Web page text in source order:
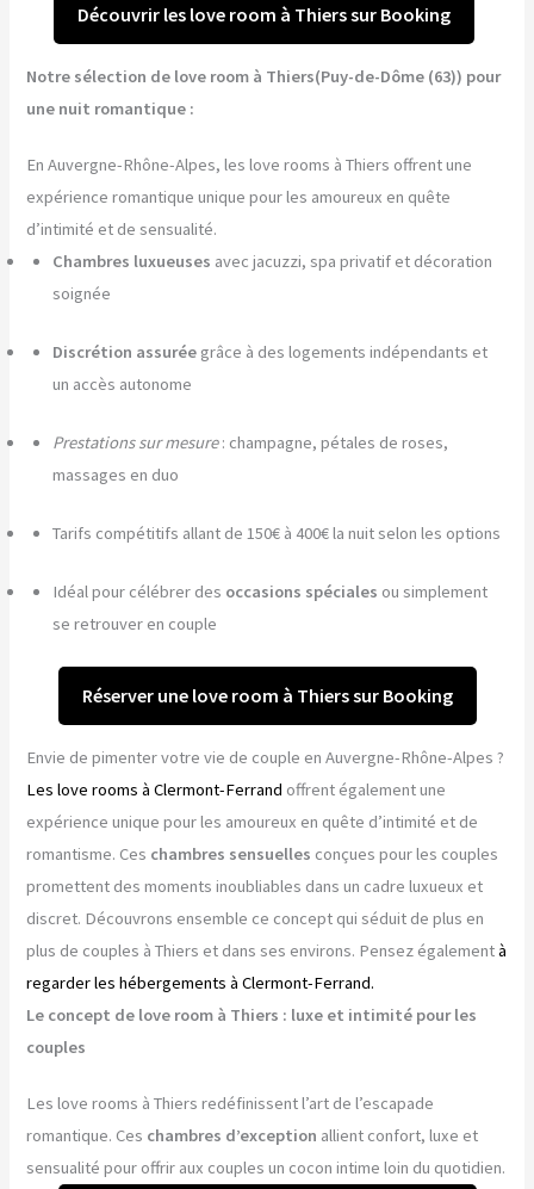
Découvrir les love room à Thiers sur Booking
Notre sélection de love room à Thiers(Puy-de-Dôme (63)) pour
une nuit romantique :
En Auvergne-Rhône-Alpes, les love rooms à Thiers offrent une
expérience romantique unique pour les amoureux en quête
d’intimité et de sensualité.
Chambres luxueuses avec jacuzzi, spa privatif et décoration
soignée
Discrétion assurée grâce à des logements indépendants et
un accès autonome
Prestations sur mesure: champagne, pétales de roses,
massages en duo
Tarifs compétitifs allant de 150€ à 400€ la nuit selon les options
Idéal pour célébrer des occasions spéciales ou simplement
se retrouver en couple
Réserver une love room à Thiers sur Booking
Envie de pimenter votre vie de couple en Auvergne-Rhône-Alpes ?
Les love rooms à Clermont-Ferrand offrent également une
expérience unique pour les amoureux en quête d’intimité et de
romantisme. Ces chambres sensuelles conçues pour les couples
promettent des moments inoubliables dans un cadre luxueux et
discret. Découvrons ensemble ce concept qui séduit de plus en
plus de couples à Thiers et dans ses environs. Pensez égalementà
regarder les hébergements à Clermont-Ferrand.
Le concept de love room à Thiers : luxe et intimité pour les
couples
Les love rooms à Thiers redéfinissent l’art de l’escapade
romantique. Ces chambres d’exception allient confort, luxe et
sensualité pour offrir aux couples un cocon intime loin du quotidien.